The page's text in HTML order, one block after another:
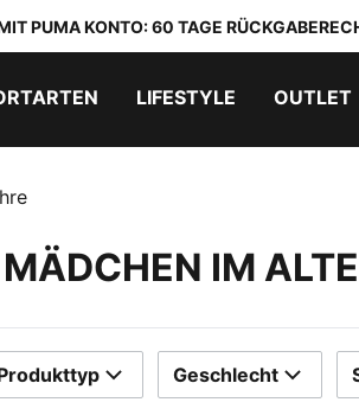
PUMA KONTO: 60 TAGE
LIFESTYLE OUTLET
IM
Geschlecht